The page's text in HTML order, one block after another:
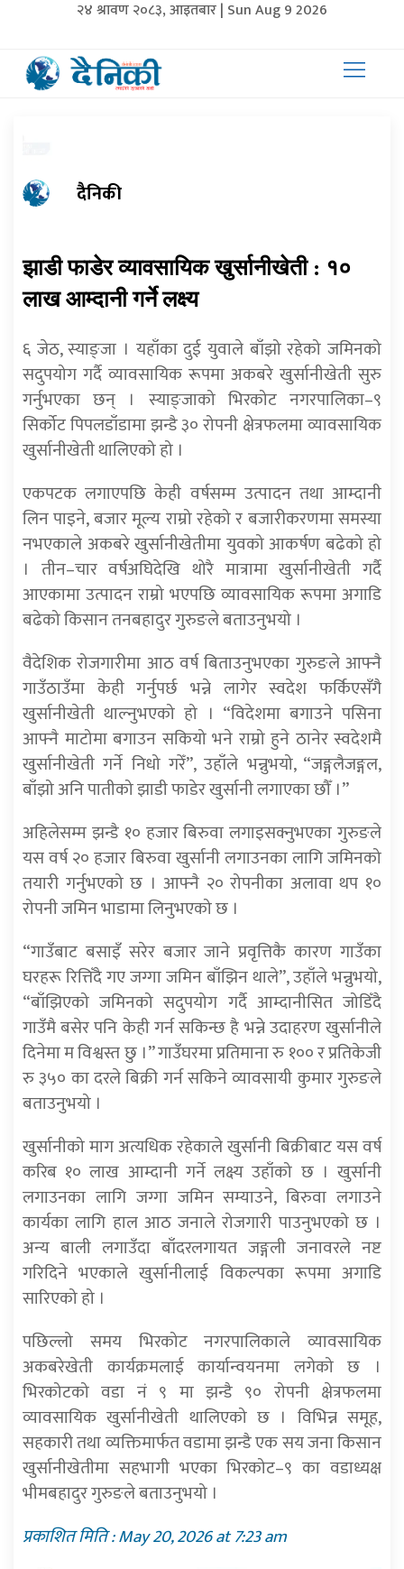
२४ श्रावण २०८३, आइतबार | Sun Aug 9 2026
दैनिकी
झाडी फाडेर व्यावसायिक खुर्सानीखेती : १०
लाख आम्दानी गर्ने लक्ष्य
६ जेठ, स्याङ्जा । यहाँका दुई युवाले बाँझो रहेको जमिनको
सदुपयोग गर्दै व्यावसायिक रूपमा अकबरे खुर्सानीखेती सुरु
गर्नुभएका छन् । स्याङ्जाको भिरकोट नगरपालिका–९
सिर्कोट पिपलडाँडामा झन्डै ३० रोपनी क्षेत्रफलमा व्यावसायिक
खुर्सानीखेती थालिएको हो ।
एकपटक लगाएपछि केही वर्षसम्म उत्पादन तथा आम्दानी
लिन पाइने, बजार मूल्य राम्रो रहेको र बजारीकरणमा समस्या
नभएकाले अकबरे खुर्सानीखेतीमा युवको आकर्षण बढेको हो
। तीन–चार वर्षअघिदेखि थोरै मात्रामा खुर्सानीखेती गर्दै
आएकामा उत्पादन राम्रो भएपछि व्यावसायिक रूपमा अगाडि
बढेको किसान तनबहादुर गुरुङले बताउनुभयो ।
वैदेशिक रोजगारीमा आठ वर्ष बिताउनुभएका गुरुङले आफ्नै
गाउँठाउँमा केही गर्नुपर्छ भन्ने लागेर स्वदेश फर्किएसँगै
खुर्सानीखेती थाल्नुभएको हो । “विदेशमा बगाउने पसिना
आफ्नै माटोमा बगाउन सकियो भने राम्रो हुने ठानेर स्वदेशमै
खुर्सानीखेती गर्ने निधो गरेँ”, उहाँले भन्नुभयो, “जङ्गलैजङ्गल,
बाँझो अनि पातीको झाडी फाडेर खुर्सानी लगाएका छौँ ।”
अहिलेसम्म झन्डै १० हजार बिरुवा लगाइसक्नुभएका गुरुङले
यस वर्ष २० हजार बिरुवा खुर्सानी लगाउनका लागि जमिनको
तयारी गर्नुभएको छ । आफ्नै २० रोपनीका अलावा थप १०
रोपनी जमिन भाडामा लिनुभएको छ ।
“गाउँबाट बसाइँ सरेर बजार जाने प्रवृत्तिकै कारण गाउँका
घरहरू रित्तिँदै गए जग्गा जमिन बाँझिन थाले”, उहाँले भन्नुभयो,
“बाँझिएको जमिनको सदुपयोग गर्दै आम्दानीसित जोडिँदै
गाउँमै बसेर पनि केही गर्न सकिन्छ है भन्ने उदाहरण खुर्सानीले
दिनेमा म विश्वस्त छु ।” गाउँघरमा प्रतिमाना रु १०० र प्रतिकेजी
रु ३५० का दरले बिक्री गर्न सकिने व्यावसायी कुमार गुरुङले
बताउनुभयो ।
खुर्सानीको माग अत्यधिक रहेकाले खुर्सानी बिक्रीबाट यस वर्ष
करिब १० लाख आम्दानी गर्ने लक्ष्य उहाँको छ । खुर्सानी
लगाउनका लागि जग्गा जमिन सम्याउने, बिरुवा लगाउने
कार्यका लागि हाल आठ जनाले रोजगारी पाउनुभएको छ ।
अन्य बाली लगाउँदा बाँदरलगायत जङ्गली जनावरले नष्ट
गरिदिने भएकाले खुर्सानीलाई विकल्पका रूपमा अगाडि
सारिएको हो ।
पछिल्लो समय भिरकोट नगरपालिकाले व्यावसायिक
अकबरेखेती कार्यक्रमलाई कार्यान्वयनमा लगेको छ ।
भिरकोटको वडा नं ९ मा झन्डै ९० रोपनी क्षेत्रफलमा
व्यावसायिक खुर्सानीखेती थालिएको छ । विभिन्न समूह,
सहकारी तथा व्यक्तिमार्फत वडामा झन्डै एक सय जना किसान
खुर्सानीखेतीमा सहभागी भएका भिरकोट–९ का वडाध्यक्ष
भीमबहादुर गुरुङले बताउनुभयो ।
प्रकाशित मिति : May 20, 2026 at 7:23 am